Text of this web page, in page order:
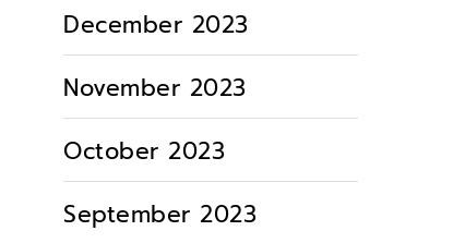
December 2023
November 2023
October 2023
September 2023